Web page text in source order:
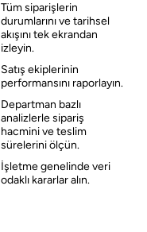
Tüm siparişlerin
durumlarını ve tarihsel
akışını tek ekrandan
izleyin.
Satış ekiplerinin
performansını raporlayın.
Departman bazlı
analizlerle sipariş
hacmini ve teslim
sürelerini ölçün.
İşletme genelinde veri
odaklı kararlar alın.